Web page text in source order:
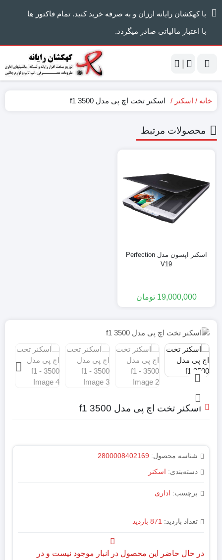
با کهکشان رایانه ارزان و به صرفه خرید کنید. تمام فاکتور ها
با اعتبار مالیاتی صادر میگردد.
|
خانه اسکنر اسکنر تخت اچ پی مدل 3500 f1
محصولات مرتبط
اسکنر اپسون مدل Perfection
V19
19,000,000 تومان
اسکنر تخت اچ پی مدل 3500 f1
شناسه محصول: 2800008402169
دسته‌بندی: اسکنر
برچسب: اداری
تعداد بازدید: 871 بازدید
در حال حاضر این محصول در انبار موجود نیست و در